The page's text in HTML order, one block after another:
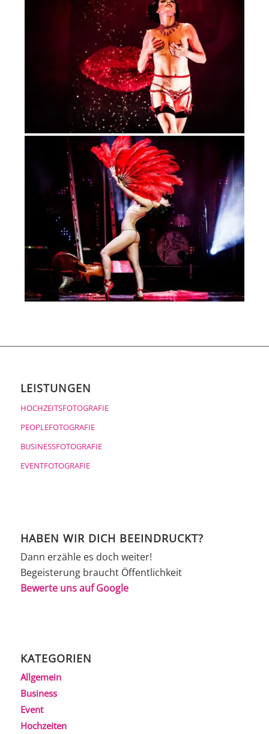
LEISTUNGEN
HOCHZEITSFOTOGRAFIE
PEOPLEFOTOGRAFIE
BUSINESSFOTOGRAFIE
EVENTFOTOGRAFIE
HABEN WIR DICH BEEINDRUCKT?
Dann erzähle es doch weiter!
Begeisterung braucht Öffentlichkeit
Bewerte uns auf Google
KATEGORIEN
Allgemein
Business
Event
Hochzeiten